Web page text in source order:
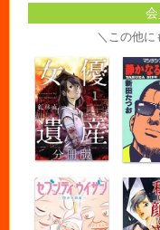
＼この他に